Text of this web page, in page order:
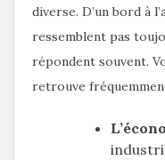
diverse. D’un bord à
ressemblent pas
répondent souvent.
retrouve